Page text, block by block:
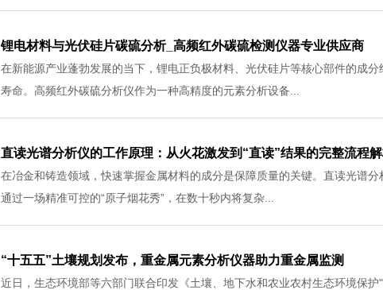
锂电材料与光伏硅片碳硫分析_高频红外碳硫检测仪器专业供应商
在新能源产业蓬勃发展的当下，锂电正负极材料、光伏硅片等核心部件的成
寿命。高频红外碳硫分析仪作为一种高精度的元素分析设备...
直读光谱分析仪的工作原理：从火花激发到“直读”结果的完整流程
在冶金和铸造领域，快速掌握金属材料的成分是保障质量的关键。直读光谱分
通过一场精准可控的“原子烟花秀”，在数十秒内将复杂...
“十五五”土壤规划发布，重金属元素分析仪器助力重金属监测
近日，生态环境部等六部门联合印发《土壤、地下水和农业农村生态环境保